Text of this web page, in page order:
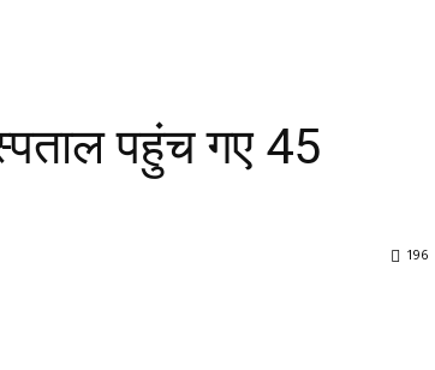
पहुंच गए 45
196